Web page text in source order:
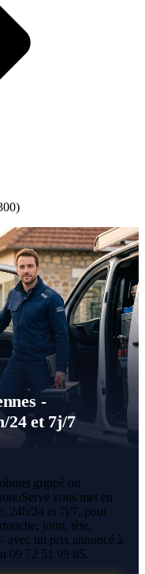
-
24 et 7j/7
grippé ou
vous met en
24h/24 et 7j/7, pour
joint, tête,
avec un prix annoncé à
09 72 51 99 85.